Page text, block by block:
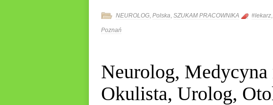
NEUROLOG, Polska, SZUKAM PRACOWNIKA #lekarz,
Poznań
Neurolog, Medycyna
Okulista, Urolog,